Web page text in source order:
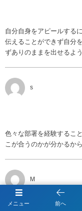
自分自身をアピールする
伝えることができず自分
ずありのままを出せるよ
s
色々な部署を経験するこ
こが合うのかが分かるか
M
メニュー 前へ